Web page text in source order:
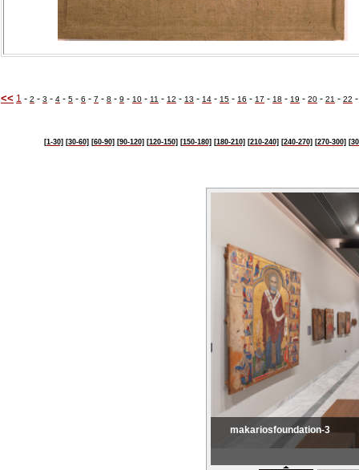
<< 1 - 2 - 3 - 4 - 5 - 6 - 7 - 8 - 9 - 10 - 11 - 12 - 13 - 14 - 15 - 16 - 17 - 18 - 19 - 20 - 21 - 22
[1-30] [30-60] [60-90] [90-120] [120-150] [150-180] [180-210] [210-240] [240-270] [270-300]
makariosfoundation-3